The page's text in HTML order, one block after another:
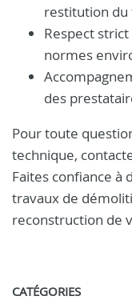
restitution
Respect
normes
des
Pour toute
technique,
Faites confiance à
travaux de
reconstruction de
CATÉGORIES